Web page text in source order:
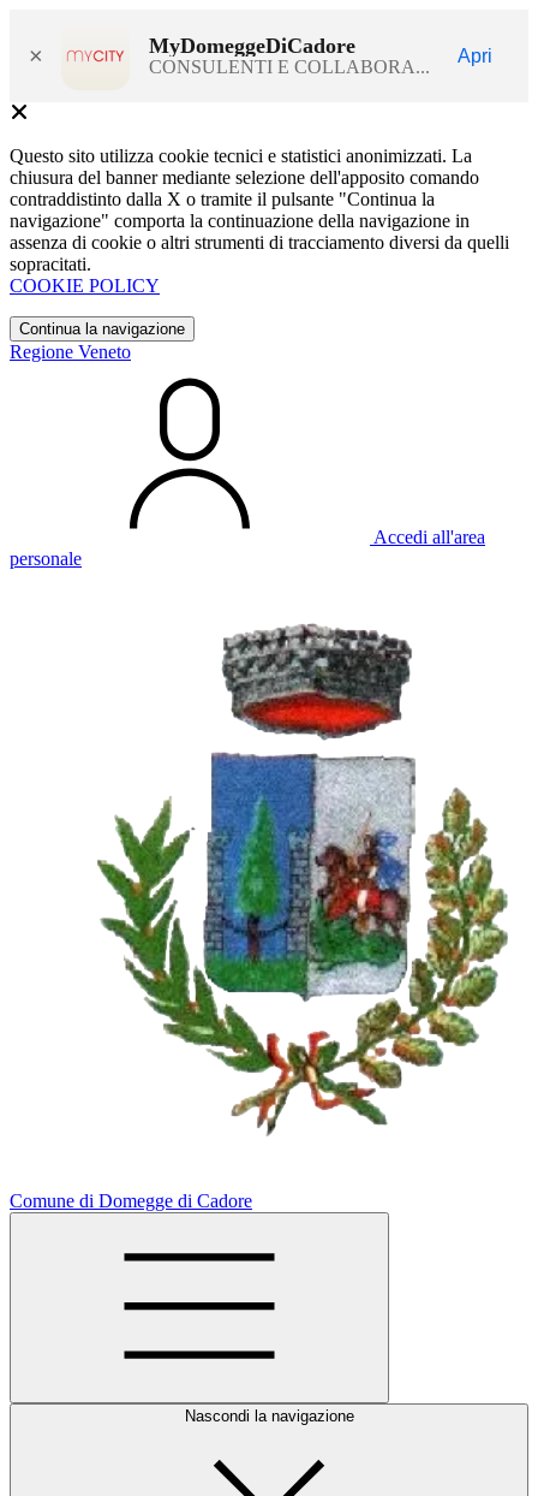
× MyDomeggeDiCadore
CONSULENTI E COLLABORA...
Apri
Questo sito utilizza cookie tecnici e statistici anonimizzati. La
chiusura del banner mediante selezione dell'apposito comando
contraddistinto dalla X o tramite il pulsante "Continua la
navigazione" comporta la continuazione della navigazione in
assenza di cookie o altri strumenti di tracciamento diversi da quelli
sopracitati.
COOKIE POLICY
Continua la navigazione
Regione Veneto
Accedi all'area
personale
Comune di Domegge di Cadore
Nascondi la navigazione